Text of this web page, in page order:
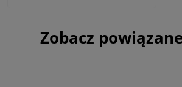
Zobacz